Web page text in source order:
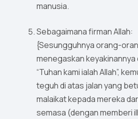
manusia.
Sebagaimana firman Allah:
{Sesungguhnya orang-
menegaskan
“Tuhan kami ialah Allah”,
teguh di atas jalan yang
malaikat kepada mereka
semasa (dengan memberi